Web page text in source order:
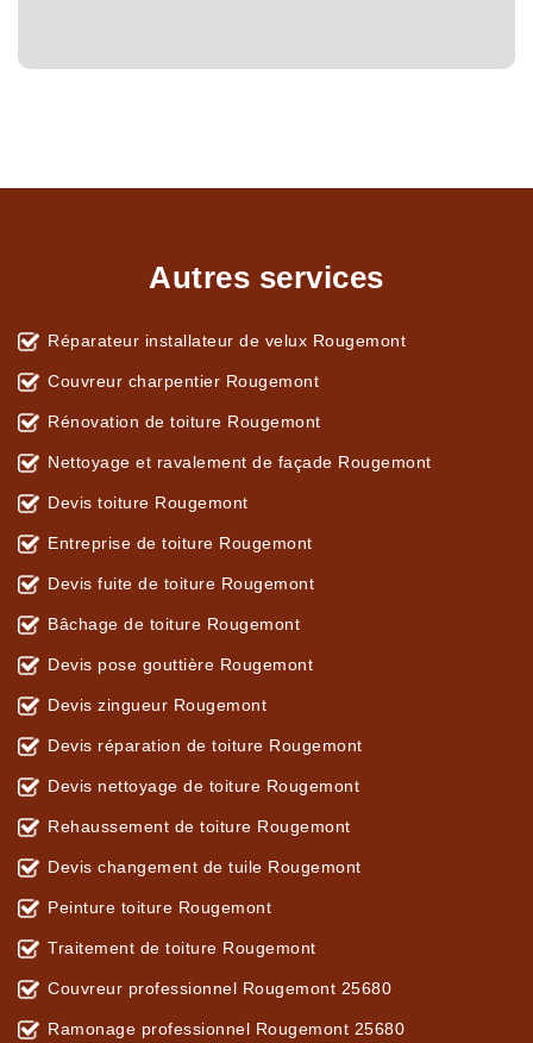
Autres services
Réparateur installateur de velux Rougemont
Couvreur charpentier Rougemont
Rénovation de toiture Rougemont
Nettoyage et ravalement de façade Rougemont
Devis toiture Rougemont
Entreprise de toiture Rougemont
Devis fuite de toiture Rougemont
Bâchage de toiture Rougemont
Devis pose gouttière Rougemont
Devis zingueur Rougemont
Devis réparation de toiture Rougemont
Devis nettoyage de toiture Rougemont
Rehaussement de toiture Rougemont
Devis changement de tuile Rougemont
Peinture toiture Rougemont
Traitement de toiture Rougemont
Couvreur professionnel Rougemont 25680
Ramonage professionnel Rougemont 25680